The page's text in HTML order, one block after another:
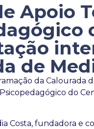
Apoio
de
da Calourada
do
Costa, fundadora e